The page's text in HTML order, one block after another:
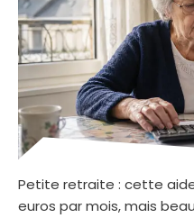
Petite retraite : cette
euros par mois, mais